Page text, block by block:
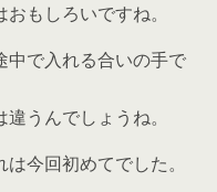
もしろいですね。
中で入れる合いの手で
うんでしょうね。
今回初めてでした。